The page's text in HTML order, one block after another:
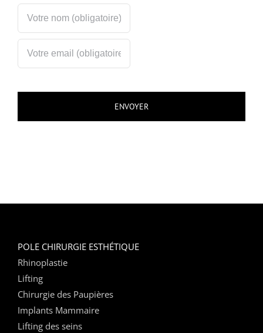
POLE CHIRURGIE ESTHÉTIQUE
Rhinoplastie
Lifting
Chirurgie des Paupières
Implants Mammaire
Lifting des seins